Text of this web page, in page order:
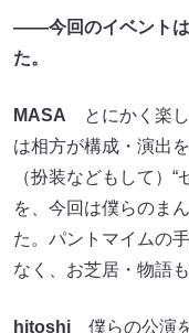
――今回のイベントは
た。
MASA とにかく楽
は相方が構成・演出
（扮装などもして）
を、今回は僕らのま
た。パントマイムの
なく、お芝居・物語
hitoshi 僕らの公演